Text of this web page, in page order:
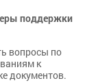
поддержки
вопросы по
к
документов.